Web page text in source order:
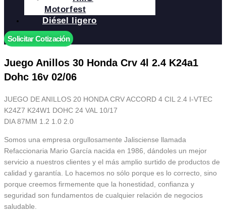
Motorfest
Diésel ligero
Solicitar Cotización
Juego Anillos 30 Honda Crv 4l 2.4 K24a1
Dohc 16v 02/06
JUEGO DE ANILLOS 20 HONDA CRV ACCORD 4 CIL 2.4 I-VTEC
K24Z7 K24W1 DOHC 24 VAL 10/17
DIA 87MM 1.2 1.0 2.0
Somos una empresa orgullosamente Jalisciense llamada
Refaccionaria Mario García nacida en 1986, dándoles un mejor
servicio a nuestros clientes y el más amplio surtido de productos de
calidad y garantía. Lo hacemos no sólo porque es lo correcto, sino
porque creemos firmemente que la honestidad, confianza y
seguridad son fundamentos de cualquier relación de negocios
saludable.